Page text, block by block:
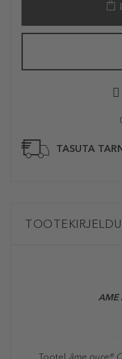
TASUTA
AME
Tootel âme pure®